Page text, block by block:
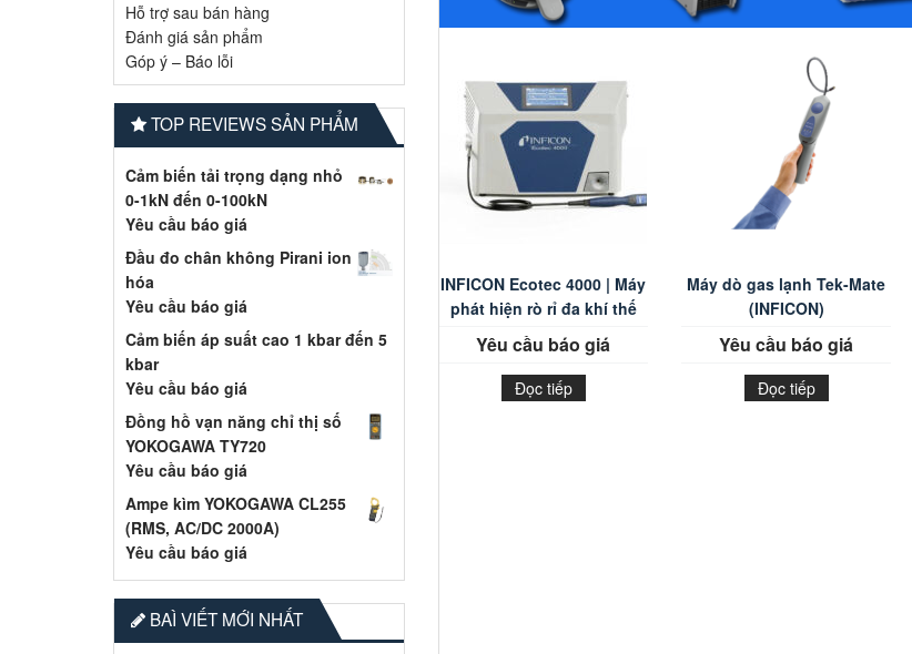
Hỗ trợ sau bán hàng
Đánh giá sản phẩm
Góp ý – Báo lỗi
TOP REVIEWS SẢN PHẨM
Cảm biến tải trọng dạng nhỏ
0-1kN đến 0-100kN
Yêu cầu báo giá
Đầu đo chân không Pirani ion
hóa
Yêu cầu báo giá
Cảm biến áp suất cao 1 kbar đến 5
kbar
Yêu cầu báo giá
Đồng hồ vạn năng chỉ thị số
YOKOGAWA TY720
Yêu cầu báo giá
Ampe kìm YOKOGAWA CL255
(RMS, AC/DC 2000A)
Yêu cầu báo giá
BAÌ VIẾT MỚI NHẤT
INFICON Ecotec 4000 | Máy
phát hiện rò rỉ đa khí thế
hệ mới
Yêu cầu báo giá
Đọc tiếp
Máy dò gas lạnh Tek-Mate
(INFICON)
Yêu cầu báo giá
Đọc tiếp